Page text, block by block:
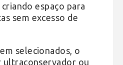
espaço para
sem excesso de
selecionados, o
ultraconservador ou